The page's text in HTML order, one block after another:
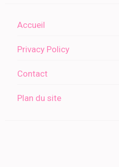
Accueil
Privacy Policy
Contact
Plan du site